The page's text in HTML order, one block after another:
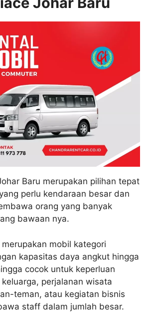
Baru merupakan pilihan tepat
perlu kendaraan besar dan
orang yang banyak
bawaan nya.
mobil kategori
kapasitas daya angkut hingga
cocok untuk keperluan
perjalanan wisata
teman, atau kegiatan bisnis
staff dalam jumlah besar.